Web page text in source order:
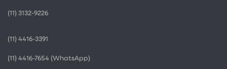
(11) 3132-9226
(11) 4416-3391
(11) 4416-7654 (WhatsApp)